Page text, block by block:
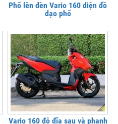
Phố lên đèn Vario 160 diện đồ
dạo phố
Vario 160 độ đĩa sau và phanh